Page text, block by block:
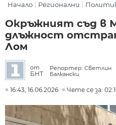
Начало Регионални
Окръжният съд в
длъжност
Лом
от
БНТ
Репортер: Светлин
Балкански
16:43, 16.06.2026 Чете се за: